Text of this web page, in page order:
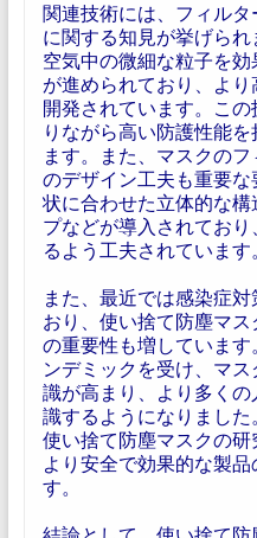
関連技術には、フィル
に関する知見が挙げられ
空気中の微細な粒子を
が進められており、よ
開発されています。こ
りながら高い防護性能
ます。また、マスクの
のデザイン工夫も重要
状に合わせた立体的な
プなどが導入されてお
るよう工夫されています
また、最近では感染症
おり、使い捨て防塵マ
の重要性も増していま
ンデミックを受け、マ
識が高まり、より多く
識するようになりました
使い捨て防塵マスクの研
より安全で効果的な製
す。